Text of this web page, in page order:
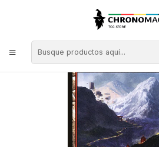
Singles de Magic: The Gathering
Wind-Scarred Crag (foil) | EN | NM | NEO